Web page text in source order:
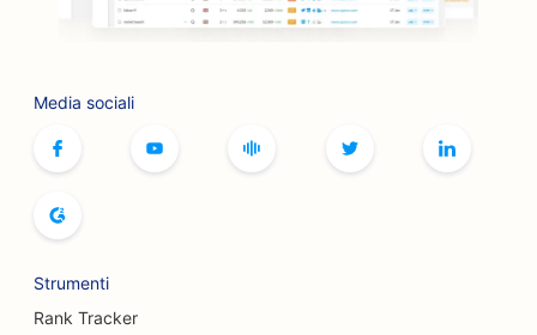
SEO per le boutique
SEO per le piste da bowling
SEO per i caffè di giochi da tavolo
Media sociali
Strumenti
Rank Tracker